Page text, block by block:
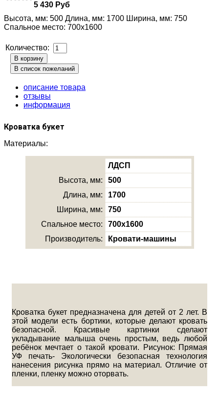
5 430 Руб
Высота, мм: 500 Длина, мм: 1700 Ширина, мм: 750
Спальное место: 700х1600
Количество:
В корзину
описание товара
отзывы
информация
Кроватка букет
Материалы:
ЛДСП
Высота, мм:
500
Длина, мм:
1700
Ширина, мм:
750
Спальное место:
700х1600
Производитель:
Кровати-машины
Кроватка букет предназначена для детей от 2 лет. В
этой модели есть бортики, которые делают кровать
безопасной. Красивые картинки сделают
укладывание малыша очень простым, ведь любой
ребёнок мечтает о такой кровати. Рисунок: Прямая
УФ печать- Экологически безопасная технология
нанесения рисунка прямо на материал. Отличие от
пленки, пленку можно оторвать.